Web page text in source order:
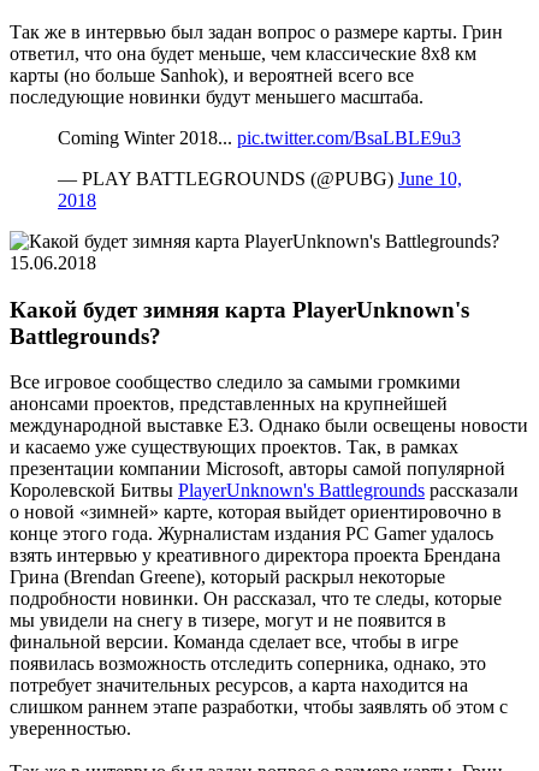
Так же в интервью был задан вопрос о размере карты. Грин
ответил, что она будет меньше, чем классические 8х8 км
карты (но больше Sanhok), и вероятней всего все
последующие новинки будут меньшего масштаба.
Coming Winter 2018... pic.twitter.com/BsaLBLE9u3
— PLAY BATTLEGROUNDS (@PUBG) June 10,
2018
15.06.2018
Какой будет зимняя карта PlayerUnknown's
Battlegrounds?
Все игровое сообщество следило за самыми громкими
анонсами проектов, представленных на крупнейшей
международной выставке Е3. Однако были освещены новости
и касаемо уже существующих проектов. Так, в рамках
презентации компании Microsoft, авторы самой популярной
Королевской Битвы PlayerUnknown's Battlegrounds рассказали
о новой «зимней» карте, которая выйдет ориентировочно в
конце этого года. Журналистам издания PC Gamer удалось
взять интервью у креативного директора проекта Брендана
Грина (Brendan Greene), который раскрыл некоторые
подробности новинки. Он рассказал, что те следы, которые
мы увидели на снегу в тизере, могут и не появится в
финальной версии. Команда сделает все, чтобы в игре
появилась возможность отследить соперника, однако, это
потребует значительных ресурсов, а карта находится на
слишком раннем этапе разработки, чтобы заявлять об этом с
уверенностью.